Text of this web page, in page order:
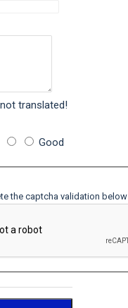
translated!
Good
the captcha validation below